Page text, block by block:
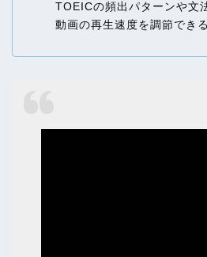
TOEICの頻出パターンや文
動画の再生速度を調節でき